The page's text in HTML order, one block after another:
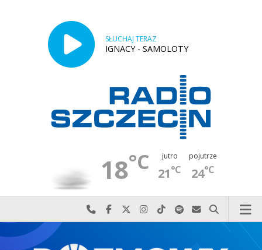
SŁUCHAJ TERAZ
IGNACY - SAMOLOTY
18°C jutro
21°C
pojutrze
24°C
Najlepiej po prostu do nas zadzwoń
Odwiedź nas na Facebook-u
Odwiedź nas na X
Odwiedź nas na Instagram-ie
Odwiedź nas na TikTok-u
Szukaj nas na Spotify
Wyślij do nas
Szukaj